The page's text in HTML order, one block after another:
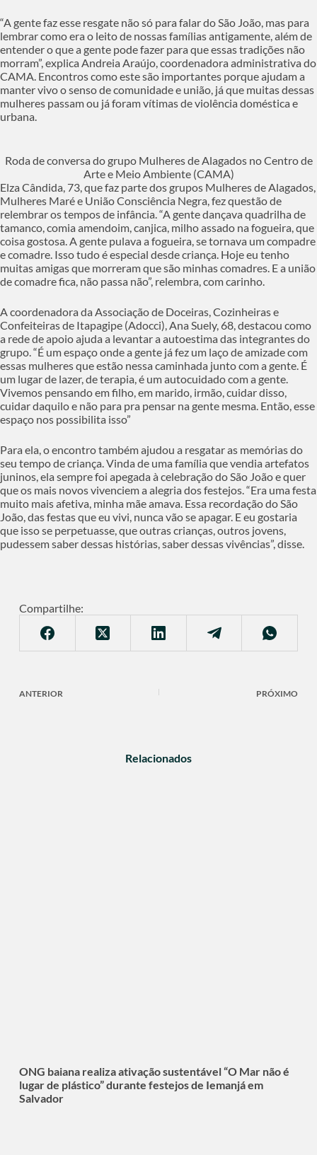
“A gente faz esse resgate não só para falar do São João, mas para
lembrar como era o leito de nossas famílias antigamente, além de
entender o que a gente pode fazer para que essas tradições não
morram”, explica Andreia Araújo, coordenadora administrativa do
CAMA. Encontros como este são importantes porque ajudam a
manter vivo o senso de comunidade e união, já que muitas dessas
mulheres passam ou já foram vítimas de violência doméstica e
urbana.
Roda de conversa do grupo Mulheres de Alagados no Centro de
Arte e Meio Ambiente (CAMA)
Elza Cândida, 73, que faz parte dos grupos Mulheres de Alagados,
Mulheres Maré e União Consciência Negra, fez questão de
relembrar os tempos de infância. “A gente dançava quadrilha de
tamanco, comia amendoim, canjica, milho assado na fogueira, que
coisa gostosa. A gente pulava a fogueira, se tornava um compadre
e comadre. Isso tudo é especial desde criança. Hoje eu tenho
muitas amigas que morreram que são minhas comadres. E a união
de comadre fica, não passa não”, relembra, com carinho.
A coordenadora da Associação de Doceiras, Cozinheiras e
Confeiteiras de Itapagipe (Adocci), Ana Suely, 68, destacou como
a rede de apoio ajuda a levantar a autoestima das integrantes do
grupo. “É um espaço onde a gente já fez um laço de amizade com
essas mulheres que estão nessa caminhada junto com a gente. É
um lugar de lazer, de terapia, é um autocuidado com a gente.
Vivemos pensando em filho, em marido, irmão, cuidar disso,
cuidar daquilo e não para pra pensar na gente mesma. Então, esse
espaço nos possibilita isso”
Para ela, o encontro também ajudou a resgatar as memórias do
seu tempo de criança. Vinda de uma família que vendia artefatos
juninos, ela sempre foi apegada à celebração do São João e quer
que os mais novos vivenciem a alegria dos festejos. “Era uma festa
muito mais afetiva, minha mãe amava. Essa recordação do São
João, das festas que eu vivi, nunca vão se apagar. E eu gostaria
que isso se perpetuasse, que outras crianças, outros jovens,
pudessem saber dessas histórias, saber dessas vivências”, disse.
Compartilhe:
ANTERIOR PRÓXIMO
Relacionados
ONG baiana realiza ativação sustentável “O Mar não é
lugar de plástico” durante festejos de Iemanjá em
Salvador